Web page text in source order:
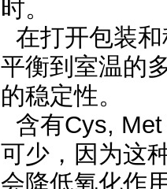
时。
在打开包装
平衡到室温的
的稳定性。
含有Cys,
可少，因为这
会降低氧化作